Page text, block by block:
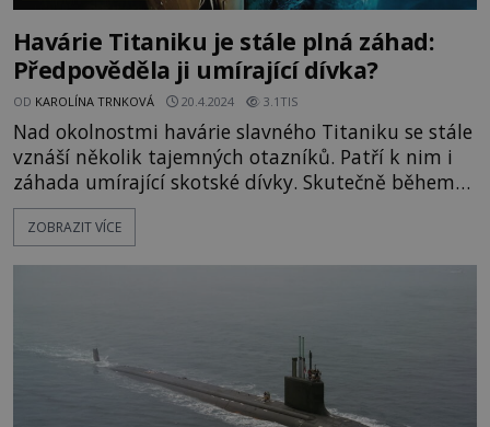
Havárie Titaniku je stále plná záhad:
Předpověděla ji umírající dívka?
OD KAROLÍNA TRNKOVÁ 20.4.2024 3.1TIS
Nad okolnostmi havárie slavného Titaniku se stále
vznáší několik tajemných otazníků. Patří k nim i
záhada umírající skotské dívky. Skutečně během
svých posledních chvil vyjevila děsivou předtuchu
o potopení této obří lodi? Plavčík zoufale zakřičí:
ZOBRAZIT VÍCE